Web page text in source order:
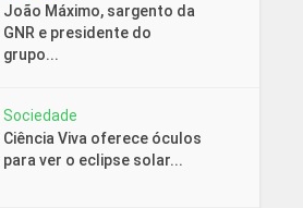
João Máximo, sargento da
GNR e presidente do
grupo...
Sociedade
Ciência Viva oferece óculos
para ver o eclipse solar...